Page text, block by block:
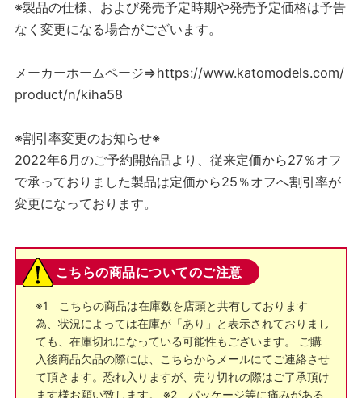
※製品の仕様、および発売予定時期や発売予定価格は予告
なく変更になる場合がございます。
メーカーホームページ⇒https://www.katomodels.com/
product/n/kiha58
※割引率変更のお知らせ※
2022年6月のご予約開始品より、従来定価から27％オフ
で承っておりました製品は定価から25％オフへ割引率が
変更になっております。
こちらの商品についてのご注意
※1 こちらの商品は在庫数を店頭と共有しております
為、状況によっては在庫が「あり」と表示されておりまし
ても、在庫切れになっている可能性もございます。 ご購
入後商品欠品の際には、こちらからメールにてご連絡させ
て頂きます。恐れ入りますが、売り切れの際はご了承頂け
ます様お願い致します。 ※2 パッケージ等に痛みがある